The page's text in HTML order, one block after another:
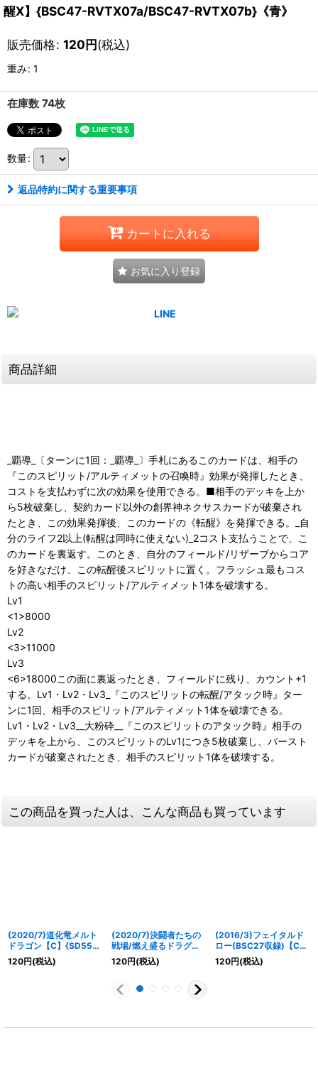
醒X】{BSC47-RVTX07a/BSC47-RVTX07b}《青》
販売価格: 120円(税込)
重み: 1
在庫数 74枚
数量:
返品特約に関する重要事項
カートに入れる
お気に入り登録
商品詳細
_覇導_〔ターンに1回：_覇導_〕手札にあるこのカードは、相手の
『このスピリット/アルティメットの召喚時』効果が発揮したとき、
コストを支払わずに次の効果を使用できる。■相手のデッキを上か
ら5枚破棄し、契約カード以外の創界神ネクサスカードが破棄され
たとき、この効果発揮後、このカードの《転醒》を発揮できる。_自
分のライフ2以上(転醒は同時に使えない)_2コスト支払うことで、こ
のカードを裏返す。このとき、自分のフィールド/リザーブからコア
を好きなだけ、この転醒後スピリットに置く。フラッシュ最もコス
トの高い相手のスピリット/アルティメット1体を破壊する。
Lv1
<1>8000
Lv2
<3>11000
Lv3
<6>18000この面に裏返ったとき、フィールドに残り、カウント+1
する。Lv1・Lv2・Lv3_『このスピリットの転醒/アタック時』ター
ンに1回、相手のスピリット/アルティメット1体を破壊できる。
Lv1・Lv2・Lv3__大粉砕__『このスピリットのアタック時』相手の
デッキを上から、このスピリットのLv1につき5枚破棄し、バースト
カードが破棄されたとき、相手のスピリット1体を破壊する。
この商品を買った人は、こんな商品も買っています
(2020/7)道化竜メルト
ドラゴン【C】{SD55-
002}《赤》
120円(税込)
(2020/7)決闘者たちの
戦場/燃え盛るドラグノ
決闘者【転醒R】
{BS52-060}《赤》
120円(税込)
(2016/3)フェイタルド
ロー(BSC27収録)【C】
{SD26-013}《赤》
120円(税込)